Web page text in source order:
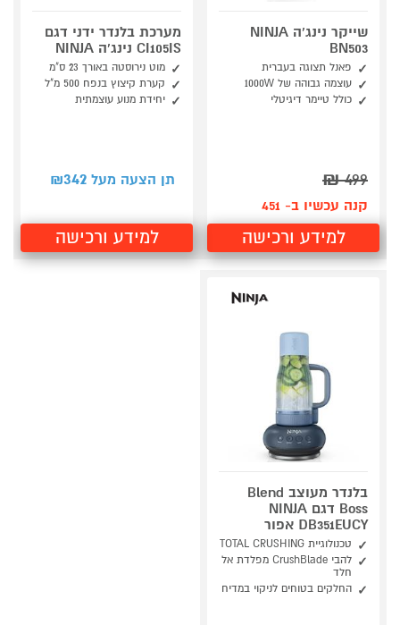
שייקר נינג'ה NINJA
BN503
פאנל תצוגה בעברית
עוצמה גבוהה של 1000W
כולל טיימר דיגיטלי
499
₪
קנה עכשיו ב- 451
למידע ורכישה
מערכת בלנדר ידני דגם
CI105IS נינג'ה NINJA
מוט נירוסטה באורך 23 ס"מ
קערת קיצוץ בנפח 500 מ"ל
יחידת מנוע עוצמתית
תן הצעה מעל ₪ 342
למידע ורכישה
בלנדר מעוצב Blend
Boss דגם NINJA
DB351EUCY אפור
טכנולוגיית TOTAL CRUSHING
להבי CrushBlade מפלדת אל
חלד
החלקים בטוחים לניקוי במדיח